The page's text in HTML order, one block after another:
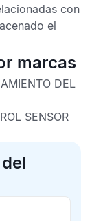
con
el
marcas
DEL
SENSOR